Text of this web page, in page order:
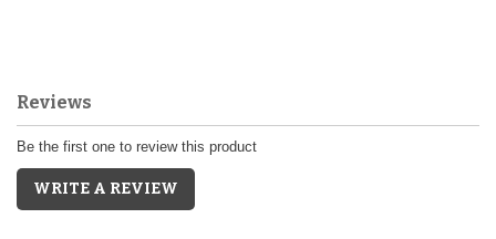
Reviews
Be the first one to review this product
WRITE A REVIEW